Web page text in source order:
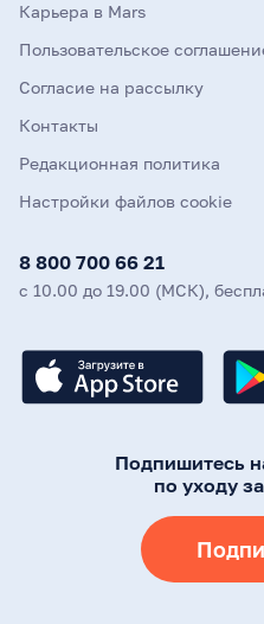
Карьера в Mars
Пользовательское
Согласие на рассылку
Контакты
Редакционная политика
Настройки файлов cookie
8 800 700 66 21
с 10.00 до 19.00 (МСК),
Подпишитесь
по уходу